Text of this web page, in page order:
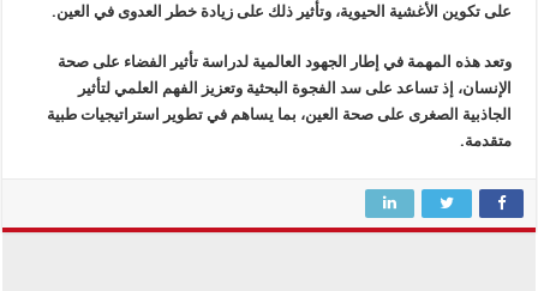
على تكوين الأغشية الحيوية، وتأثير ذلك على زيادة خطر العدوى في العين.
وتعد هذه المهمة في إطار الجهود العالمية لدراسة تأثير الفضاء على صحة
الإنسان، إذ تساعد على سد الفجوة البحثية وتعزيز الفهم العلمي لتأثير
الجاذبية الصغرى على صحة العين، بما يساهم في تطوير استراتيجيات طبية
متقدمة.